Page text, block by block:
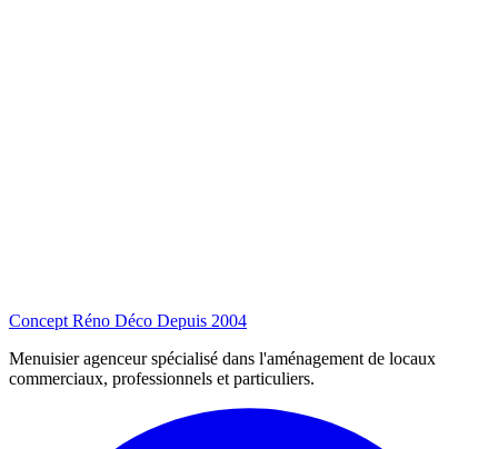
Concept Réno Déco Depuis 2004
Menuisier agenceur spécialisé dans l'aménagement de locaux
commerciaux, professionnels et particuliers.